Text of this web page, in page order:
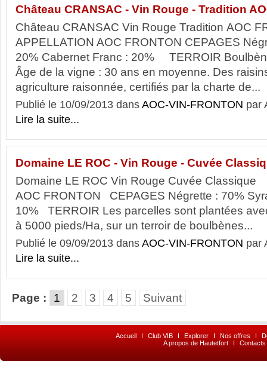
Château CRANSAC - Vin Rouge - Tradition
Château CRANSAC Vin Rouge Tradition AOC
APPELLATION AOC FRONTON CEPAGES
20% Cabernet Franc : 20% TERROIR
Âge de la vigne : 30 ans en moyenne. Des
agriculture raisonnée, certifiés par la charte de...
Publié le 10/09/2013 dans AOC-VIN-FRONTON par
Lire la suite...
Domaine LE ROC - Vin Rouge - Cuvée
Domaine LE ROC Vin Rouge Cuvée
AOC FRONTON CEPAGES Négrette : 70%
10% TERROIR Les parcelles sont plantées
à 5000 pieds/Ha, sur un terroir de boulbènes...
Publié le 09/09/2013 dans AOC-VIN-FRONTON par
Lire la suite...
Page : 1 2 3 4 5 Suivant
Accueil I Club VIB I Explorer I Nos offres I
A propos de Hautetfort
I Contacts